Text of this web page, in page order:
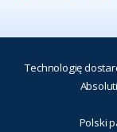
Technologię
Polski